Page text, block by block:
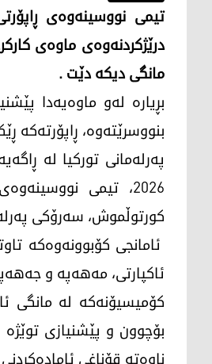
تیمی نووسینەوەی
درێژکردنەوەی ماوەی
مانگی دیکە دێت .
بڕیارە لەو ماوەیەدا
بنووسرێتەوە،
2026، تیمی
کورتوڵموش، سەرۆکی
ئامانجی کۆبوونەوەکە
ئاکپارتی، مەهەپە و
بۆچوون و پێشنیازی